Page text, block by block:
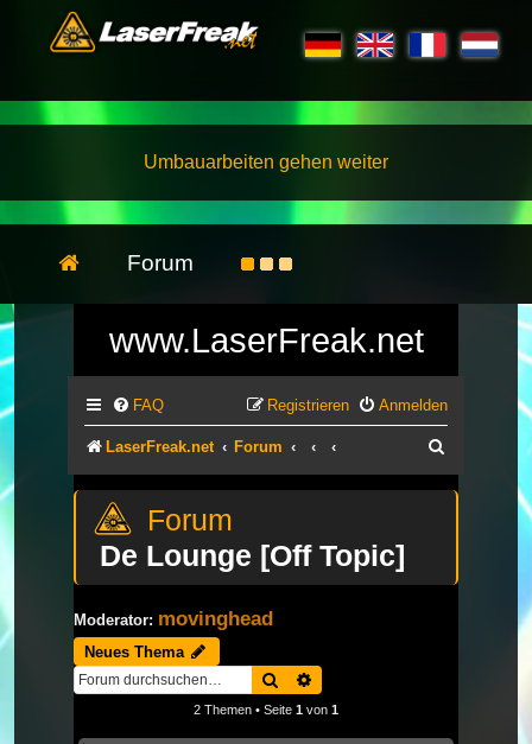
Umbauarbeiten gehen weiter
Forum
www.LaserFreak.net
FAQ Anmelden
Registrieren
LaserFreak.net Forum
De Lounge [Off Topic]
Moderator: movinghead
Neues Thema
Suche
2 Themen • Seite 1 von 1